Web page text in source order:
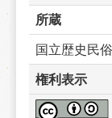
所蔵
国立歴史民
権利表示